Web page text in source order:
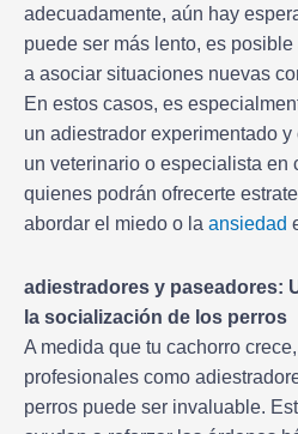
adecuadamente, aún hay
puede ser más lento, es
a asociar situaciones nuevas
En estos casos, es
un adiestrador experimentado
un veterinario o especialista en
quienes podrán ofrecerte
abordar el miedo o la ansiedad
adiestradores y paseadores:
la socialización de los perros
A medida que tu cachorro
profesionales como
perros puede ser invaluable.